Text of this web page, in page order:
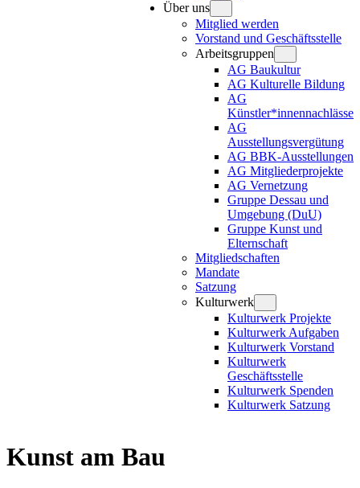
Über uns
Mitglied werden
Vorstand und Geschäftsstelle
Arbeitsgruppen
AG Baukultur
AG Kulturelle Bildung
AG
Künstler*innennachlässe
AG
Ausstellungsvergütung
AG BBK-Ausstellungen
AG Mitgliederprojekte
AG Vernetzung
Gruppe Dessau und
Umgebung (DuU)
Gruppe Kunst und
Elternschaft
Mitgliedschaften
Mandate
Satzung
Kulturwerk
Kulturwerk Projekte
Kulturwerk Aufgaben
Kulturwerk Vorstand
Kulturwerk
Geschäftsstelle
Kulturwerk Spenden
Kulturwerk Satzung
Kunst am Bau